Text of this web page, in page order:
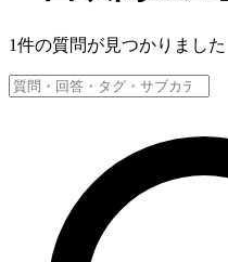
1件の質問が見つかりました